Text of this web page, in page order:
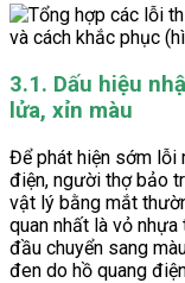
3.1. Dấu hiệu
lửa, xỉn màu
Để phát hiện sớm lỗi
điện, người thợ bảo
vật lý bằng mắt
quan nhất là vỏ
đầu chuyển sang
đen do hồ quang